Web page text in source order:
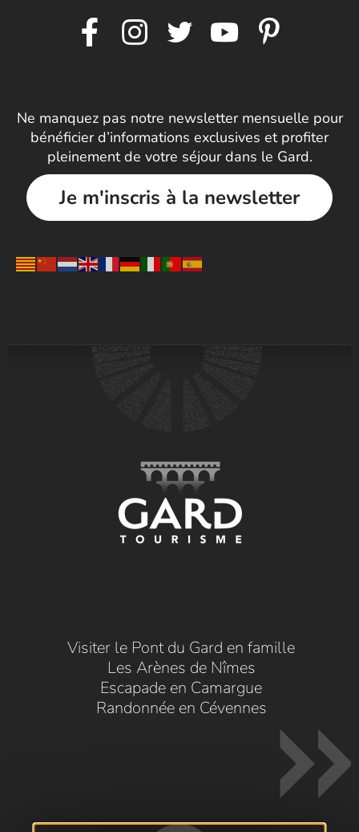
Ne manquez pas notre newsletter mensuelle pour
bénéficier d’informations exclusives et profiter
pleinement de votre séjour dans le Gard.
Je m'inscris à la newsletter
Visiter le Pont du Gard en famille
Les Arènes de Nîmes
Escapade en Camargue
Randonnée en Cévennes